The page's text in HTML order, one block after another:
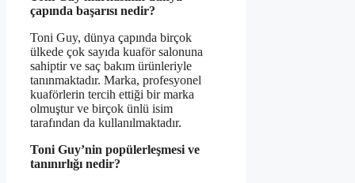
çapında başarısı nedir?
Toni Guy, dünya çapında birçok
ülkede çok sayıda kuaför salonuna
sahiptir ve saç bakım ürünleriyle
tanınmaktadır. Marka, profesyonel
kuaförlerin tercih ettiği bir marka
olmuştur ve birçok ünlü isim
tarafından da kullanılmaktadır.
Toni Guy’nin popülerleşmesi ve
tanınırlığı nedir?